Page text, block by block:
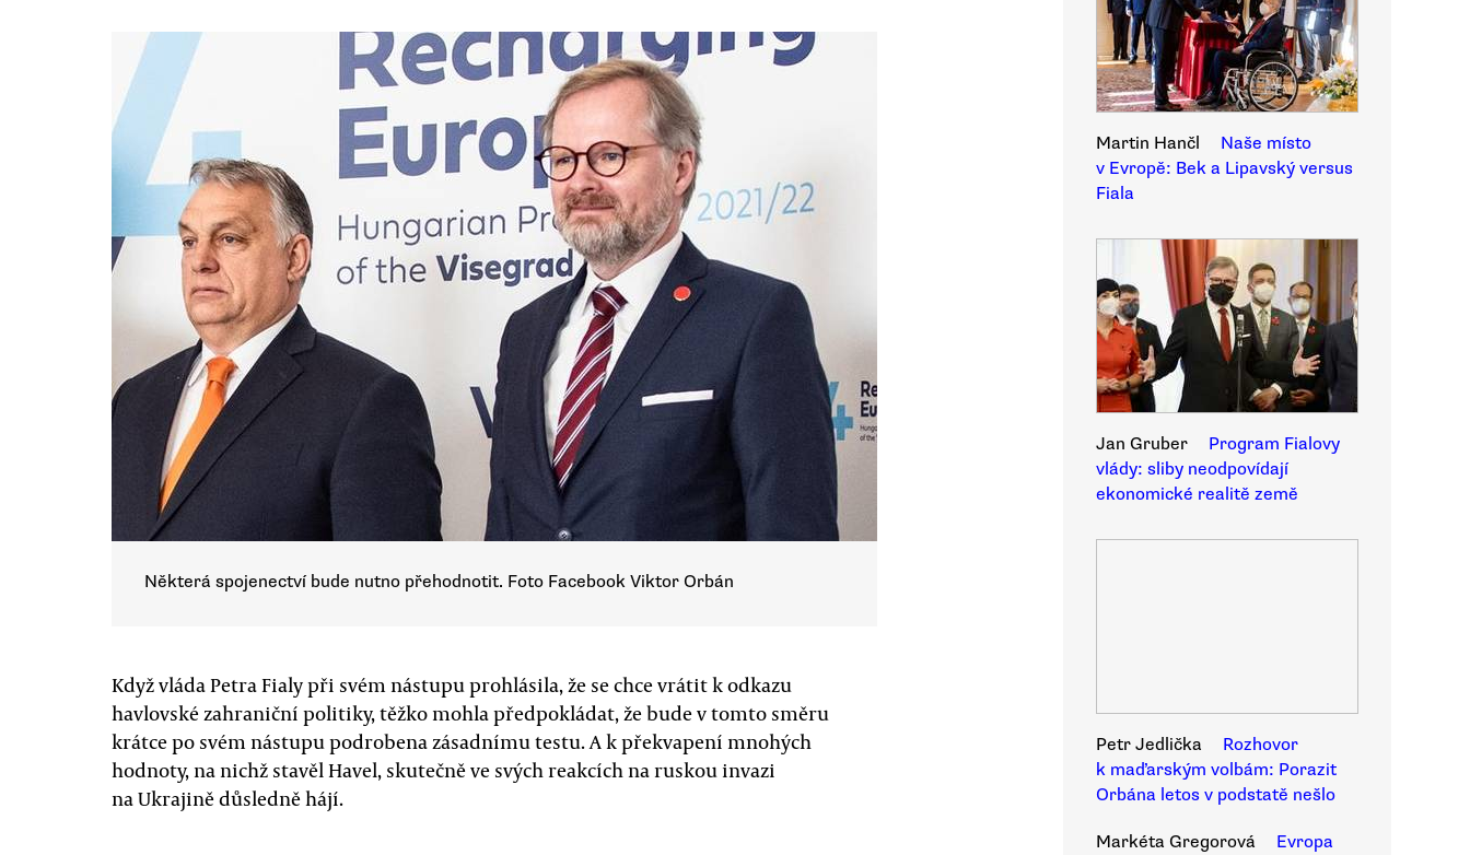
Některá spojenectví bude nutno přehodnotit. Foto Facebook Viktor Orbán
Když vláda Petra Fialy při svém nástupu prohlásila, že se chce vrátit k odkazu
havlovské zahraniční politiky, těžko mohla předpokládat, že bude v tomto směru
krátce po svém nástupu podrobena zásadnímu testu. A k překvapení mnohých
hodnoty, na nichž stavěl Havel, skutečně ve svých reakcích na ruskou invazi
na Ukrajině důsledně hájí.
Martin Hančl
Naše místo
v Evropě: Bek a Lipavský versus
Fiala
Jan Gruber
Program Fialovy
vlády: sliby neodpovídají
ekonomické realitě země
Petr Jedlička
Rozhovor
k maďarským volbám: Porazit
Orbána letos v podstatě nešlo
Markéta Gregorová
Evropa